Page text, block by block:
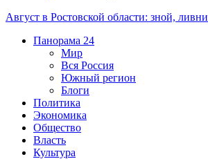
Август в Ростовской области: зной,
Панорама 24
Мир
Вся Россия
Южный регион
Блоги
Политика
Экономика
Общество
Власть
Культура